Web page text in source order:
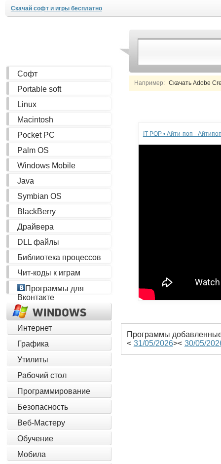
Скачай софт и игры бесплатно
Например: Скачать Adobe
Софт
Portable soft
Linux
Macintosh
Pocket PC
Palm OS
Windows Mobile
Java
Symbian OS
BlackBerry
Драйвера
DLL файлы
Библиотека процессов
Чит-коды к играм
Программы для
Вконтакте
Интернет
Графика
Утилиты
Рабочий стол
Программирование
Безопасность
Веб-Мастеру
Обучение
Мобила
IT POP • Айти-поп -
Программы
< 31/05/2026>< 30/05/